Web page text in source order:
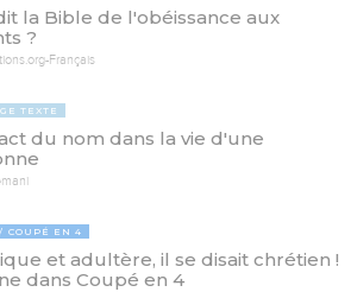
la Bible de l'obéissance aux
?
Français
TEXTE
du nom dans la vie d'une
COUPÉ EN 4
et adultère, il se disait chrétien !
dans Coupé en 4